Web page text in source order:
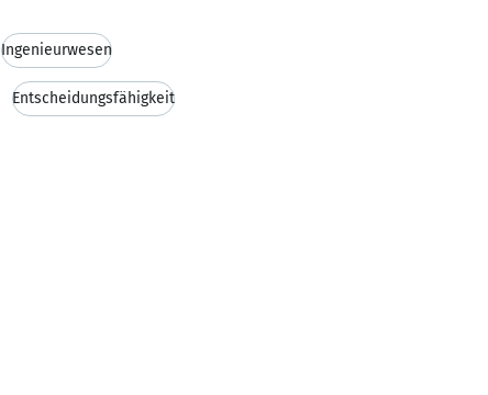
Ingenieurwesen
Entscheidungsfähigkeit